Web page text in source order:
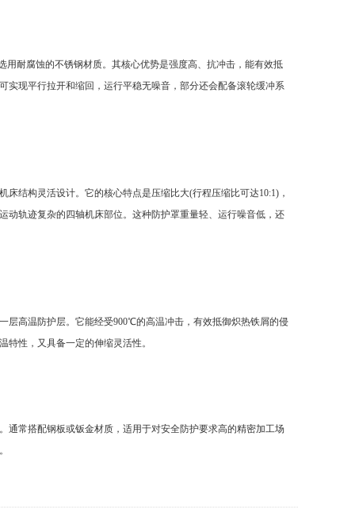
耐腐蚀的不锈钢材质。其核心优势是强度高、抗冲击，能有效抵
实现平行拉开和缩回，运行平稳无噪音，部分还会配备滚轮缓冲系
构灵活设计。它的核心特点是压缩比大(行程压缩比可达10:1)，
动轨迹复杂的四轴机床部位。这种防护罩重量轻、运行噪音低，还
高温防护层。它能经受900℃的高温冲击，有效抵御炽热铁屑的侵
性，又具备一定的伸缩灵活性。
常搭配钢板或钣金材质，适用于对安全防护要求高的精密加工场